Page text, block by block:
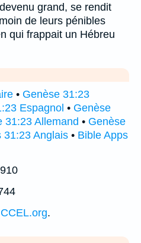
grand, se rendit
de leurs pénibles
qui frappait un Hébreu
• Genèse 31:23
Espagnol • Genèse
31:23 Allemand • Genèse
31:23 Anglais • Bible Apps
CCEL.org.